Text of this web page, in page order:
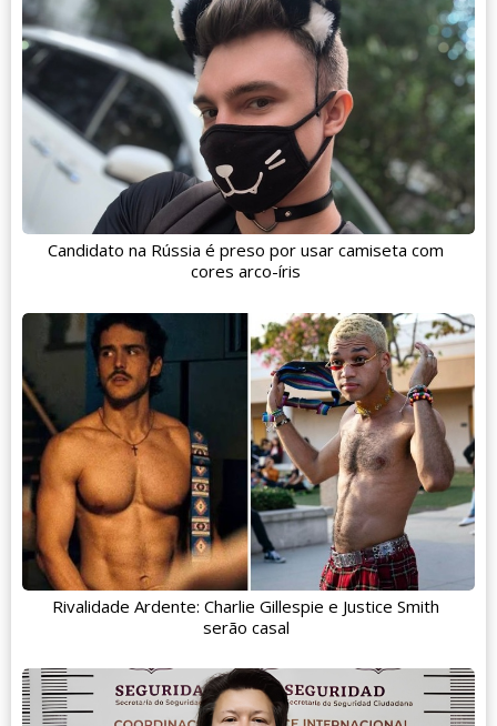
Candidato na Rússia é preso por usar camiseta com
cores arco-íris
Rivalidade Ardente: Charlie Gillespie e Justice Smith
serão casal